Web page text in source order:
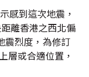
感到這次地震，
離香港之西北偏
震烈度，為修訂
層或合適位置，